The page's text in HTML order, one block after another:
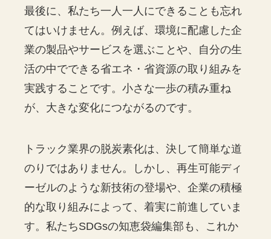
最後に、私たち一人一人にできることも忘れ
てはいけません。例えば、環境に配慮した企
業の製品やサービスを選ぶことや、自分の生
活の中でできる省エネ・省資源の取り組みを
実践することです。小さな一歩の積み重ね
が、大きな変化につながるのです。
トラック業界の脱炭素化は、決して簡単な道
のりではありません。しかし、再生可能ディ
ーゼルのような新技術の登場や、企業の積極
的な取り組みによって、着実に前進していま
す。私たちSDGsの知恵袋編集部も、これか